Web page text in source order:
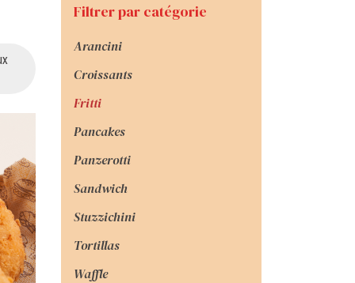
Filtrer par catégorie
Arancini
Croissants
Fritti
Pancakes
Panzerotti
Sandwich
Stuzzichini
Tortillas
Waffle